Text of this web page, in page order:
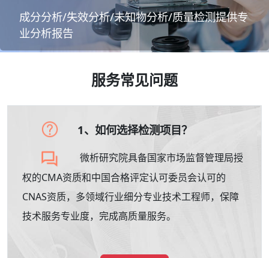
成分分析/失效分析/未知物分析/质量检测提供专
业分析报告
服务常见问题
1、如何选择检测项目？
微析研究院具备国家市场监督管理局授
权的CMA资质和中国合格评定认可委员会认可的
CNAS资质，多领域行业细分专业技术工程师，保障
技术服务专业度，完成高质量服务。